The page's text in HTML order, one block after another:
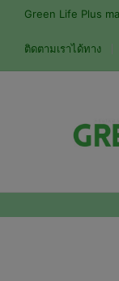
Green Life Plus
ติดตามเราได้ทาง